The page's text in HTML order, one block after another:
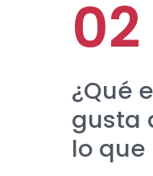
¿Qué
gusta
lo que